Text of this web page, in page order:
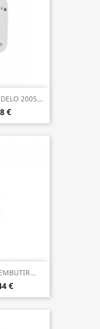
2005...
€
€